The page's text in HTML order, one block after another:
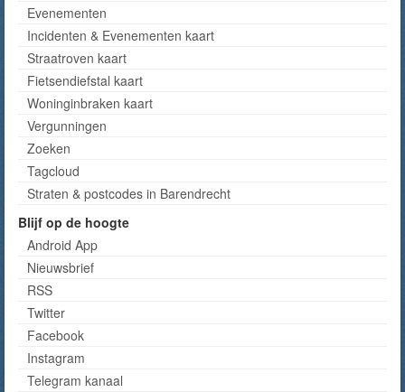
Evenementen
Incidenten & Evenementen kaart
Straatroven kaart
Fietsendiefstal kaart
Woninginbraken kaart
Vergunningen
Zoeken
Tagcloud
Straten & postcodes in Barendrecht
Blijf op de hoogte
Android App
Nieuwsbrief
RSS
Twitter
Facebook
Instagram
Telegram kanaal